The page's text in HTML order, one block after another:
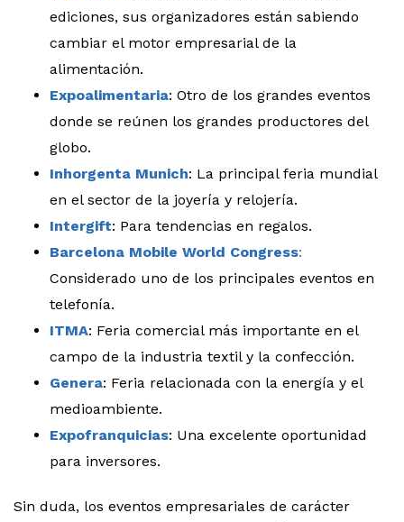
ediciones, sus organizadores están sabiendo
cambiar el motor empresarial de la
alimentación.
Expoalimentaria: Otro de los grandes eventos
donde se reúnen los grandes productores del
globo.
Inhorgenta Munich: La principal feria mundial
en el sector de la joyería y relojería.
Intergift: Para tendencias en regalos.
Barcelona Mobile World Congress:
Considerado uno de los principales eventos en
telefonía.
ITMA: Feria comercial más importante en el
campo de la industria textil y la confección.
Genera: Feria relacionada con la energía y el
medioambiente.
Expofranquicias: Una excelente oportunidad
para inversores.
Sin duda, los eventos empresariales de carácter